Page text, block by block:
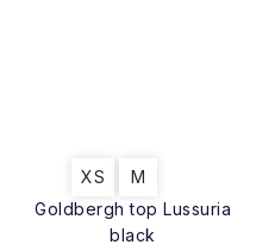
Goldbergh top Lussuria
black
XS M